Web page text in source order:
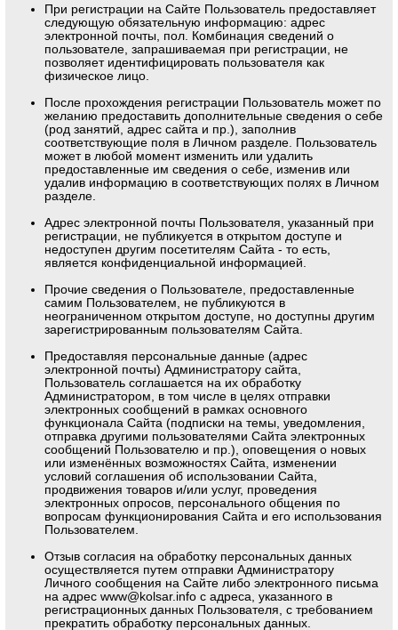
При регистрации на Сайте Пользователь предоставляет
следующую обязательную информацию: адрес
электронной почты, пол. Комбинация сведений о
пользователе, запрашиваемая при регистрации, не
позволяет идентифицировать пользователя как
физическое лицо.
После прохождения регистрации Пользователь может по
желанию предоставить дополнительные сведения о себе
(род занятий, адрес сайта и пр.), заполнив
соответствующие поля в Личном разделе. Пользователь
может в любой момент изменить или удалить
предоставленные им сведения о себе, изменив или
удалив информацию в соответствующих полях в Личном
разделе.
Адрес электронной почты Пользователя, указанный при
регистрации, не публикуется в открытом доступе и
недоступен другим посетителям Сайта - то есть,
является конфиденциальной информацией.
Прочие сведения о Пользователе, предоставленные
самим Пользователем, не публикуются в
неограниченном открытом доступе, но доступны другим
зарегистрированным пользователям Сайта.
Предоставляя персональные данные (адрес
электронной почты) Администратору сайта,
Пользователь соглашается на их обработку
Администратором, в том числе в целях отправки
электронных сообщений в рамках основного
функционала Сайта (подписки на темы, уведомления,
отправка другими пользователями Сайта электронных
сообщений Пользователю и пр.), оповещения о новых
или изменённых возможностях Сайта, изменении
условий соглашения об использовании Сайта,
продвижения товаров и/или услуг, проведения
электронных опросов, персонального общения по
вопросам функционирования Сайта и его использования
Пользователем.
Отзыв согласия на обработку персональных данных
осуществляется путем отправки Администратору
Личного сообщения на Сайте либо электронного письма
на адрес www@kolsar.info с адреса, указанного в
регистрационных данных Пользователя, с требованием
прекратить обработку персональных данных.